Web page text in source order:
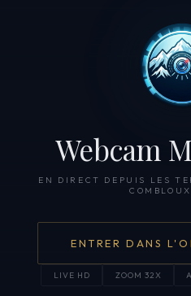
Webcam
EN DIRECT DEPUIS LES
ENTRER DANS
LIVE HD ZOOM 32X